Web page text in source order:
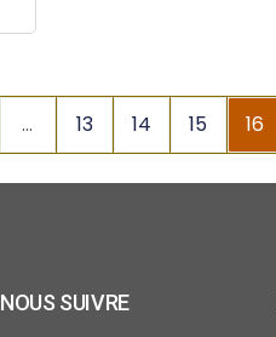
… 13 14 15 16
NOUS SUIVRE